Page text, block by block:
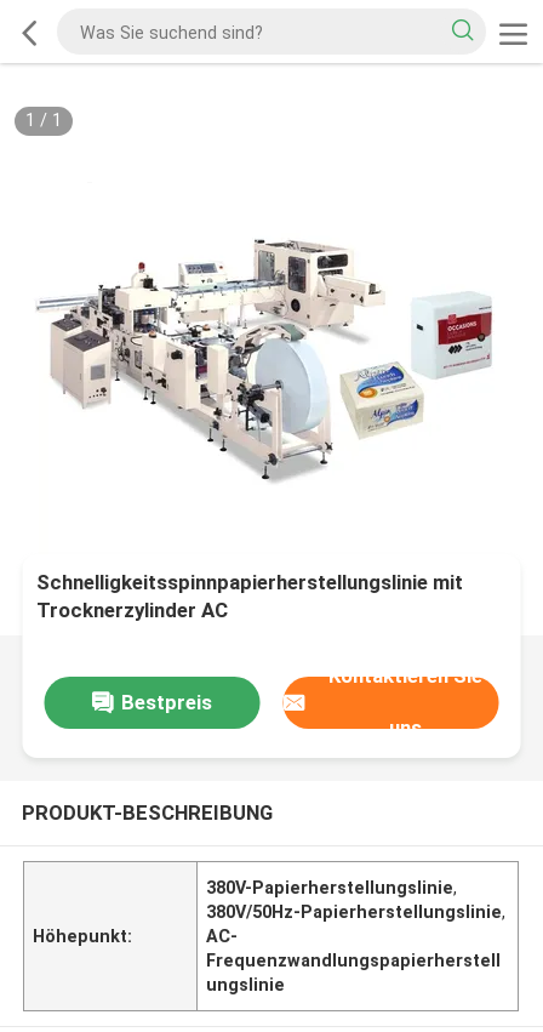
1 / 1
Schnelligkeitsspinnpapierherstellungslinie mit
Trocknerzylinder AC
Bestpreis
Kontaktieren Sie
uns
PRODUKT-BESCHREIBUNG
Höhepunkt:
380V-Papierherstellungslinie,
380V/50Hz-Papierherstellungslinie,
AC-
Frequenzwandlungspapierherstell
ungslinie